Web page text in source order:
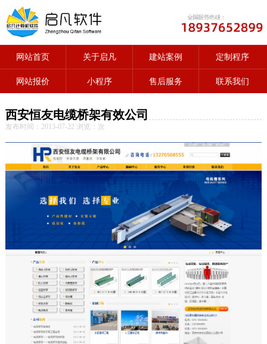
网站首页 关于启凡 建站案例 定制程序
网站报价 小程序 售后服务 联系我们
西安恒友电缆桥架有效公司
发布时间：2013-07-22 浏览： 次